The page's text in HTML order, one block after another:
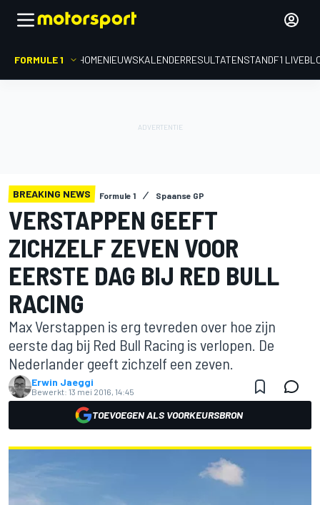
FORMULE 1 HOMENIEUWSKALENDERRESULTATENSTANDF1
BREAKING NEWS Formule 1 Spaanse GP
VERSTAPPEN GEEFT
ZICHZELF ZEVEN VOOR
EERSTE DAG BIJ RED BULL
RACING
Max Verstappen is erg tevreden over hoe zijn
eerste dag bij Red Bull Racing is verlopen. De
Nederlander geeft zichzelf een zeven.
Erwin Jaeggi
Bewerkt: 13 mei 2016, 14:45
TOEVOEGEN ALS VOORKEURSBRON